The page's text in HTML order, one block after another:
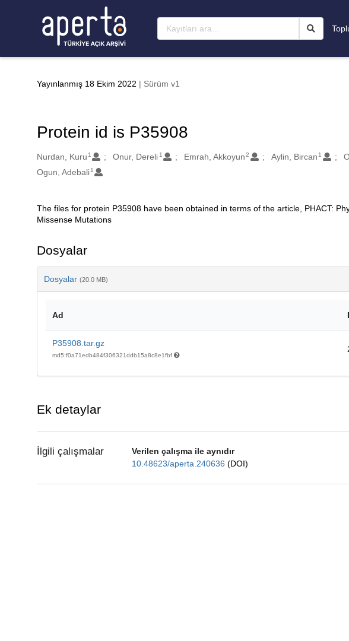
Yayınlanmış 18 Ekim 2022 | Sürüm v1
Protein id is P35908
Oluşturanlar
Nurdan, Kuru 1 Onur, Dereli 1 Emrah, Akkoyun 2 Aylin, Bircan 1
Ogun, Adebali 1
Açıklama
The files for protein P35908 have been obtained in terms of the article, PHACT:
Missense Mutations
Dosyalar
Dosyalar (20.0 MB)
Ad
P35908.tar.gz
md5:f0a71edb484f306321ddb15a8c8e1fbf
Ek detaylar
İlgili çalışmalar
Verilen çalışma ile aynıdır
10.48623/aperta.240636 (DOI)